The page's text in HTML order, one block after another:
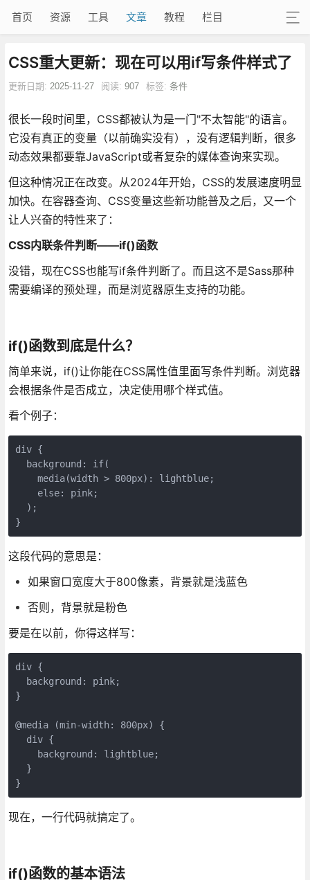
首页 资源 工具 文章 教程 栏目
CSS重大更新：现在可以用if写条件样式了
更新日期: 2025-11-27 阅读: 907 标签: 条件
很长一段时间里，CSS都被认为是一门"不太智能"的语言。
它没有真正的变量（以前确实没有），没有逻辑判断，很多
动态效果都要靠JavaScript或者复杂的媒体查询来实现。
但这种情况正在改变。从2024年开始，CSS的发展速度明显
加快。在容器查询、CSS变量这些新功能普及之后，又一个
让人兴奋的特性来了：
CSS内联条件判断——if()函数
没错，现在CSS也能写if条件判断了。而且这不是Sass那种
需要编译的预处理，而是浏览器原生支持的功能。
if()函数到底是什么？
简单来说，if()让你能在CSS属性值里面写条件判断。浏览器
会根据条件是否成立，决定使用哪个样式值。
看个例子：
div {
  background: if(
    media(width > 800px): lightblue;
    else: pink;
  );
}
这段代码的意思是：
如果窗口宽度大于800像素，背景就是浅蓝色
否则，背景就是粉色
要是在以前，你得这样写：
div {
  background: pink;
}
@media (min-width: 800px) {
  div {
    background: lightblue;
  }
}
现在，一行代码就搞定了。
if()函数的基本语法